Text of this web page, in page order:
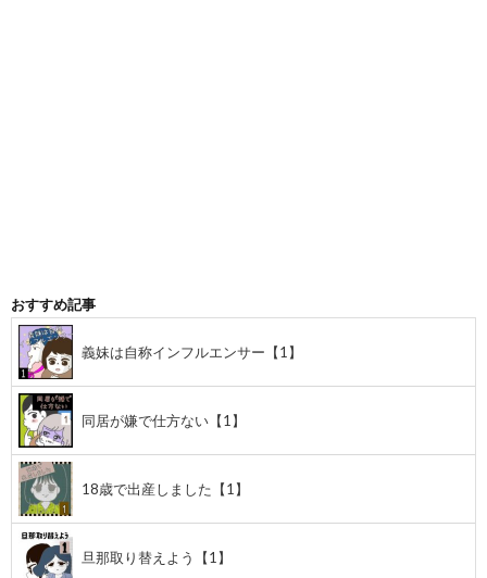
おすすめ記事
義妹は自称インフルエンサー【1】
同居が嫌で仕方ない【1】
18歳で出産しました【1】
旦那取り替えよう【1】